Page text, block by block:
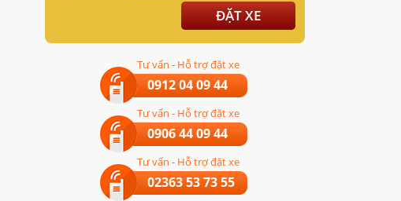
0912 04 09 44
Tư vấn - Hỗ trợ đặt xe
0906 44 09 44
Tư vấn - Hỗ trợ đặt xe
02363 53 73 55
Tư vấn - Hỗ trợ đặt xe